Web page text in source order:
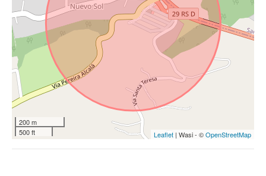
200 m
500 ft
Leaflet | Wasi - ©OpenStreetMap